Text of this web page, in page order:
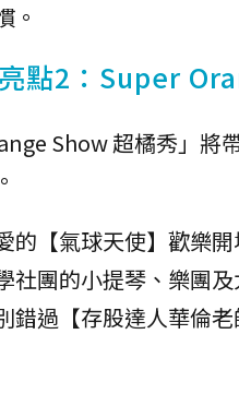
。
點2：Super
Show 超橘秀」
的【氣球天使】歡樂
社團的小提琴、樂團
錯過【存股達人華倫